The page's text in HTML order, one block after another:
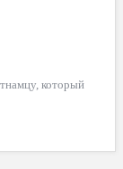
который